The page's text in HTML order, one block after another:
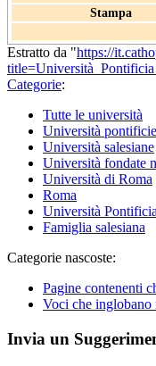
Stampa
Estratto da "https://
Categorie:
Tutte le università
Università pontificie
Università salesiane
Università fondate
Università di Roma
Roma
Università
Famiglia salesiana
Categorie nascoste:
Pagine contenenti
Voci che
Invia un